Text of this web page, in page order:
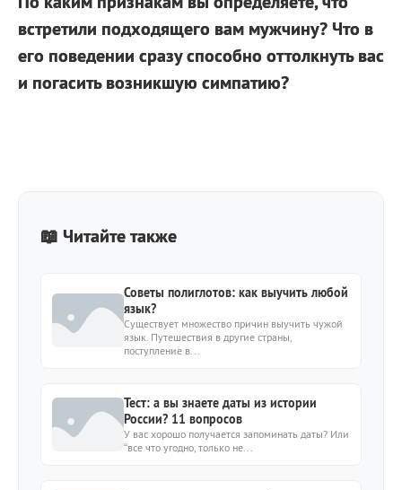
встретили подходящего вам мужчину? Что в
его поведении сразу способно оттолкнуть вас
и погасить возникшую симпатию?
📖 Читайте также
Советы полиглотов: как выучить любой
язык?
Существует множество причин выучить чужой
язык. Путешествия в другие страны,
поступление в...
Тест: а вы знаете даты из истории
России? 11 вопросов
У вас хорошо получается запоминать даты? Или
“все что угодно, только не...